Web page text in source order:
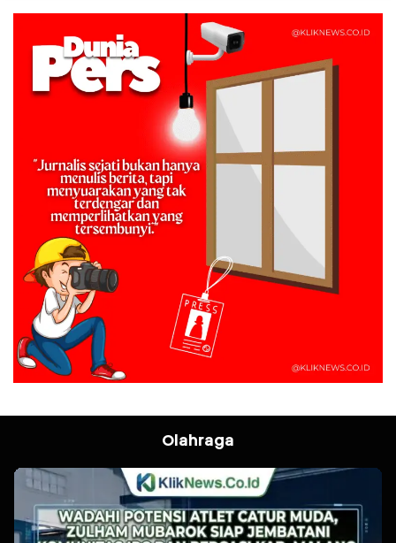
Olahraga